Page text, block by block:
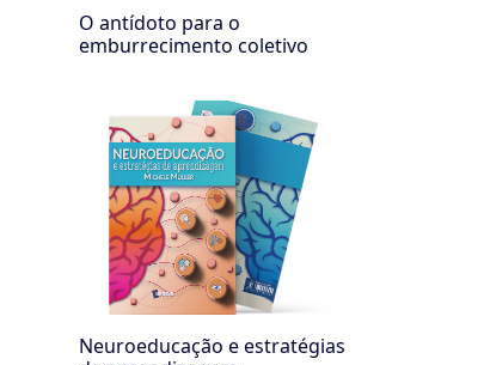
O antídoto para o
emburrecimento coletivo
Neuroeducação e estratégias